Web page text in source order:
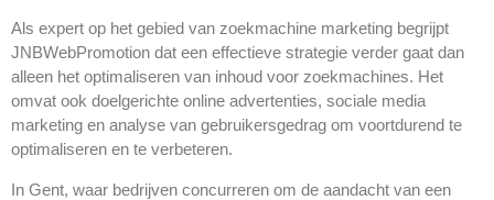
Als expert op het gebied van zoekmachine marketing begrijpt
JNBWebPromotion dat een effectieve strategie verder gaat dan
alleen het optimaliseren van inhoud voor zoekmachines. Het
omvat ook doelgerichte online advertenties, sociale media
marketing en analyse van gebruikersgedrag om voortdurend te
optimaliseren en te verbeteren.
In Gent, waar bedrijven concurreren om de aandacht van een